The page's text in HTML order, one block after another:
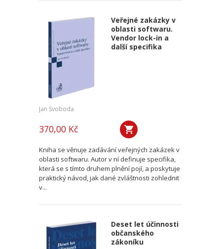
Veřejné zakázky v
oblasti softwaru.
Vendor lock-in a
další specifika
Jan Svoboda
370,00 Kč
Kniha se věnuje zadávání veřejných zakázek v
oblasti softwaru. Autor v ní definuje specifika,
která se s tímto druhem plnění pojí, a poskytuje
praktický návod, jak dané zvláštnosti zohlednit
v...
Deset let účinnosti
občanského
zákoníku